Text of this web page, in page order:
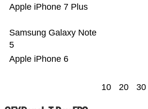
Apple iPhone 6
Samsung Galaxy Note
5
Apple iPhone 7 Plus
10 20 30